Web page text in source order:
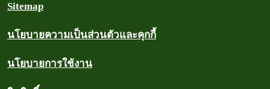
Sitemap
นโยบายความเป็นส่วนตัวและคุกกี้
นโยบายการใช้งาน